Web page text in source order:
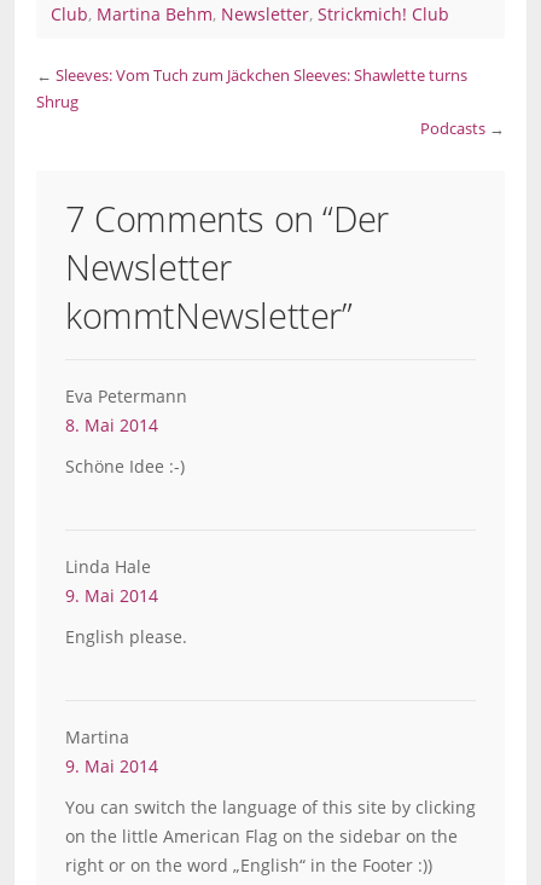
Club, Martina Behm, Newsletter, Strickmich! Club
← Sleeves: Vom Tuch zum Jäckchen Sleeves: Shawlette turns
Shrug
Podcasts →
7 Comments on “Der
Newsletter
kommtNewsletter”
Eva Petermann
8. Mai 2014
Schöne Idee :-)
Linda Hale
9. Mai 2014
English please.
Martina
9. Mai 2014
You can switch the language of this site by clicking
on the little American Flag on the sidebar on the
right or on the word „English“ in the Footer :))